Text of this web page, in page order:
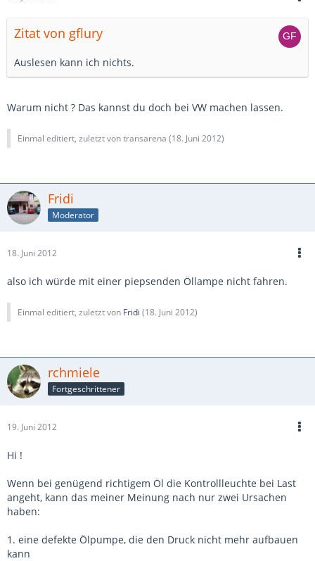
Zitat von gflury
Auslesen kann ich nichts.
Warum nicht ? Das kannst du doch bei VW machen lassen.
Einmal editiert, zuletzt von transarena (18. Juni 2012)
Fridi
Moderator
18. Juni 2012
also ich würde mit einer piepsenden Öllampe nicht fahren.
Einmal editiert, zuletzt von Fridi (18. Juni 2012)
rchmiele
Fortgeschrittener
19. Juni 2012
Hi !
Wenn bei genügend richtigem Öl die Kontrollleuchte bei Last
angeht, kann das meiner Meinung nach nur zwei Ursachen
haben:
1. eine defekte Ölpumpe, die den Druck nicht mehr aufbauen
kann